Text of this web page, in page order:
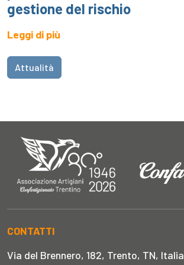
gestione del rischio
Leggi di più
Attualità
CONTATTI
Via del Brennero, 182, Trento, TN, Italia